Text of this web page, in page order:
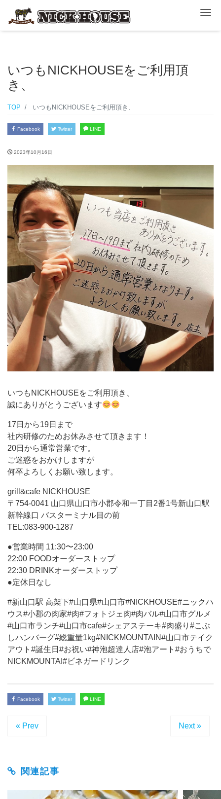
ナ
いつもNICKHOUSEをご利用頂
き、
TOP いつもNICKHOUSEをご利用頂き、
Facebook Twitter LINE
2023年10月16日
いつもNICKHOUSEをご利用頂き、
誠にありがとうございます
17日から19日まで
社内研修のためお休みさせて頂きます！
20日から通常営業です。
ご迷惑をおかけしますが
何卒よろしくお願い致します。
grill&cafe NICKHOUSE
‪〒754-0041 山口県山口市小郡令和一丁目2番1号新山口駅
新幹線口 バスターミナル目の前‬
TEL:‪083-900-1287‬
●営業時間 11:30〜23:00
22:00 FOODオーダーストップ
22:30 DRINKオーダーストップ
●定休日なし
#新山口駅 高架下#山口県#山口市#NICKHOUSE#ニックハ
ウス#小郡の肉家#肉#フォトジェ肉#肉バル#山口市グルメ
#山口市ランチ#山口市cafe#シェアステーキ#肉盛り#こぶ
しハンバーグ#総重量1kg#NICKMOUNTAIN#山口市テイク
アウト#誕生日#お祝い#神泡超達人店#泡アート#おうちで
NICKMOUNTAI#ビネガードリンク
Facebook Twitter LINE
« Prev Next »
関連記事